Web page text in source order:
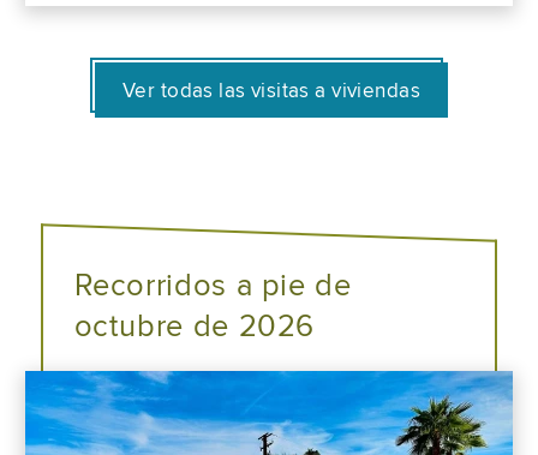
Ver todas las visitas a viviendas
Recorridos a pie de
octubre de 2026